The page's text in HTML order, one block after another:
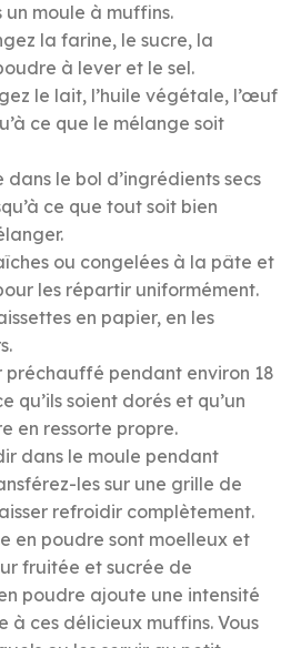
moule à muffins.
la farine, le sucre, la
à lever et le sel.
le lait, l’huile végétale, l’œuf
ce que le mélange soit
le bol d’ingrédients secs
ce que tout soit bien
ou congelées à la pâte et
les répartir uniformément.
en papier, en les
préchauffé pendant environ 18
qu’ils soient dorés et qu’un
en ressorte propre.
dans le moule pendant
les sur une grille de
refroidir complètement.
en poudre sont moelleux et
fruitée et sucrée de
poudre ajoute une intensité
à ces délicieux muffins. Vous